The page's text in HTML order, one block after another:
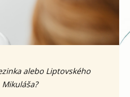
alebo Liptovského
Mikuláša?